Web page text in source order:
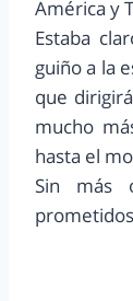
América y
Estaba
guiño a la
que
mucho
hasta el
Sin más